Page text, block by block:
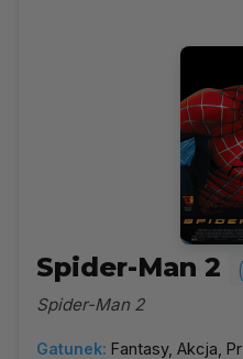
Spider-Man 2
Spider-Man 2
Gatunek: Fantasy, Akcja,